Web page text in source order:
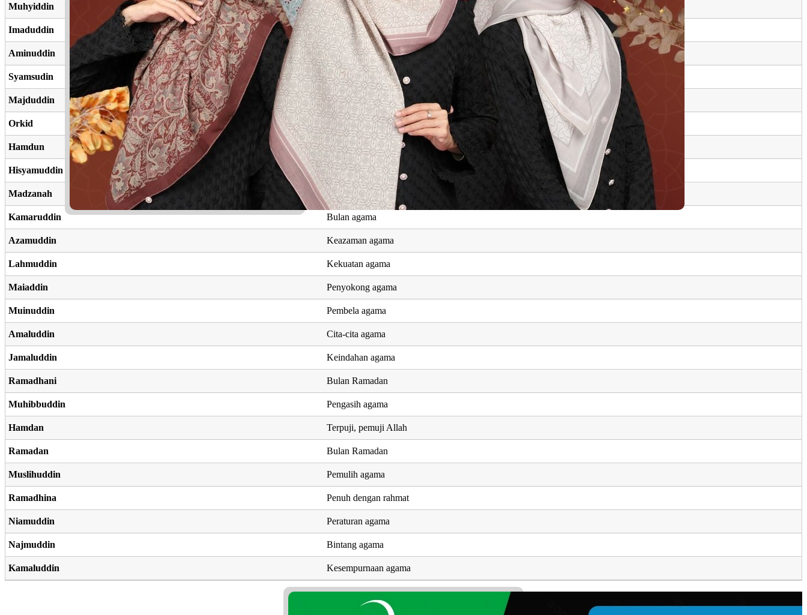
Muhyiddin Yang menghidupkan agama
Imaduddin Tiang agama
Aminuddin Pengamanah agama
Syamsudin Matahari agama
Majduddin Kemuliaan agama
Orkid Bunga orkid
Hamdun Terpuji, pujian
Hisyamuddin Kemurahan agama
Madzanah Menara tempat adzan
Kamaruddin Bulan agama
Azamuddin Keazaman agama
Lahmuddin Kekuatan agama
Maiaddin Penyokong agama
Muinuddin Pembela agama
Amaluddin Cita-cita agama
Jamaluddin Keindahan agama
Ramadhani Bulan Ramadan
Muhibbuddin Pengasih agama
Hamdan Terpuji, pemuji Allah
Ramadan Bulan Ramadan
Muslihuddin Pemulih agama
Ramadhina Penuh dengan rahmat
Niamuddin Peraturan agama
Najmuddin Bintang agama
Kamaluddin Kesempurnaan agama